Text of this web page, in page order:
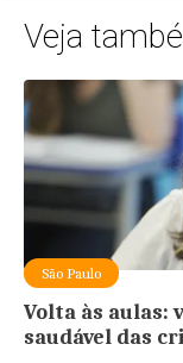
Veja
São Paulo
Volta às aulas:
saudável das